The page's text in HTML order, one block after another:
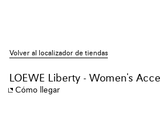
Volver al localizador de tiendas
LOEWE Liberty - Women's
Cómo llegar